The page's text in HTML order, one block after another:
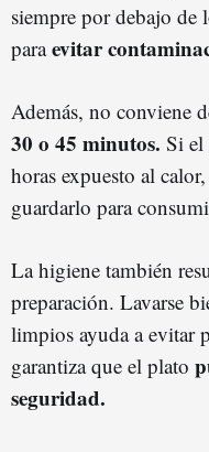
siempre por debajo de
paraevitar
Además, no conviene
30 o 45 minutos. Si el
horas expuesto al
guardarlo para
La higiene también
preparación. Lavarse
limpios ayuda a evitar
garantiza que el plato
seguridad.